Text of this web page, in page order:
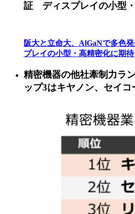
証 ディスプレイの小型
阪大と立命大、AlGaNで多色
プレイの小型・高精密化に期待
精密機器の他社牽制力ラ
ップ3はキヤノン、セイ